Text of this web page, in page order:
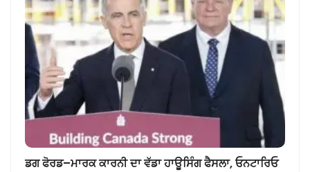
ਡਗ ਫੋਰਡ–ਮਾਰਕ ਕਾਰਨੀ ਦਾ ਵੱਡਾ ਹਾਊਸਿੰਗ ਫੈਸਲਾ, ਓਨਟਾਰਿਓ